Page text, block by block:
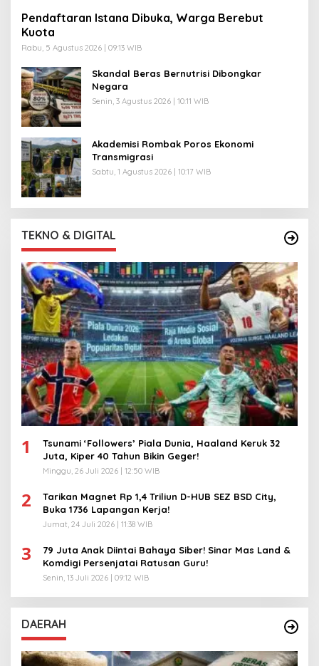
Pendaftaran Istana Dibuka, Warga Berebut
Kuota
Rabu, 5 Agustus 2026 | 09:13 WIB
Skandal Beras Bernutrisi Dibongkar
Negara
Senin, 3 Agustus 2026 | 10:11 WIB
Akademisi Rombak Poros Ekonomi
Transmigrasi
Sabtu, 1 Agustus 2026 | 10:17 WIB
TEKNO & DIGITAL
1
Tsunami ‘Followers’ Piala Dunia, Haaland Keruk 32
Juta, Kiper 40 Tahun Bikin Geger!
Minggu, 26 Juli 2026 | 12:50 WIB
2
Tarikan Magnet Rp 1,4 Triliun D-HUB SEZ BSD City,
Buka 1736 Lapangan Kerja!
Jumat, 24 Juli 2026 | 11:38 WIB
3
79 Juta Anak Diintai Bahaya Siber! Sinar Mas Land &
Komdigi Persenjatai Ratusan Guru!
Senin, 13 Juli 2026 | 09:12 WIB
DAERAH